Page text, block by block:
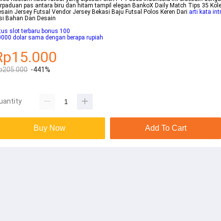
pas antara biru dan hitam tampil elegan BankoX Daily Match Tips 35
Jersey Futsal Vendor Jersey Bekasi Baju Futsal Polos Keren Dari arti kata
Bahan Dan Desain
slot terbaru bonus 100
dolar sama dengan berapa rupiah
-441%
Buy Now Add To Cart